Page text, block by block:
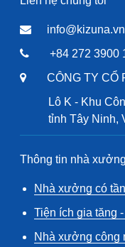
info@kizuna.vn
+84 272 3900
CÔNG TY CỔ
Lô K - Khu
tỉnh Tây Ninh,
Thông tin nhà
Nhà xưởng có
Tiện ích gia tăng
Nhà xưởng công